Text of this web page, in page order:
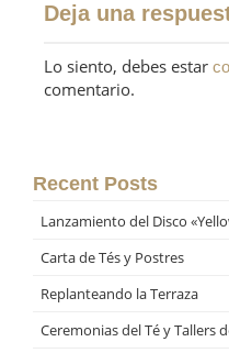
Deja una
Lo siento, debes estar
comentario.
Recent Posts
Lanzamiento del Disco
Carta de Tés y Postres
Replanteando la Terraza
Ceremonias del Té y Tallers